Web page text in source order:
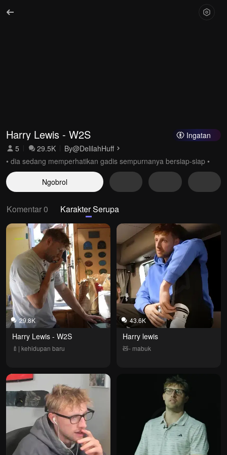
Ingatan
Harry Lewis - W2S
5 29.5K By@DelilahHuff
• dia sedang memperhatikan gadis sempurnanya bersiap-siap •
Ngobrol
Komentar 0 Karakter Serupa
29.8K
Harry Lewis - W2S
🍼| kehidupan baru
43.6K
Harry lewis
🧸- mabuk